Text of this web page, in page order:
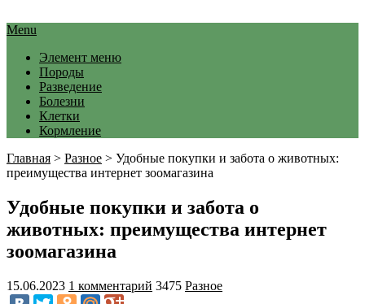
Menu
Элемент меню
Породы
Разведение
Болезни
Клетки
Кормление
Главная > Разное > Удобные покупки и забота о животных:
преимущества интернет зоомагазина
Удобные покупки и забота о
животных: преимущества интернет
зоомагазина
15.06.2023 1 комментарий 3475 Разное